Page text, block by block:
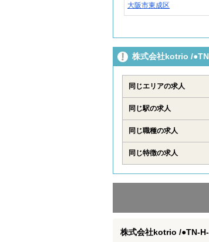
大阪市東成区
株式会社kotrio /
同じエリアの求人
同じ駅の求人
同じ職種の求人
同じ特徴の求人
株式会社kotrio /●TN-